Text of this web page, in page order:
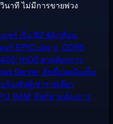
นาที ไม่มีการขายพ่วง
แชร์ เริ่ม $2.48/เดือน
คอร์ EPYC เฉพาะ, DDR5
H100 ตามต้องการ
Server, สิทธิ์แอดมินเต็ม
ร์เมทัลผู้เช่ารายเดียว
RAM, ดิสก์ตามต้องการ